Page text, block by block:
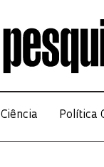
Ciência Política